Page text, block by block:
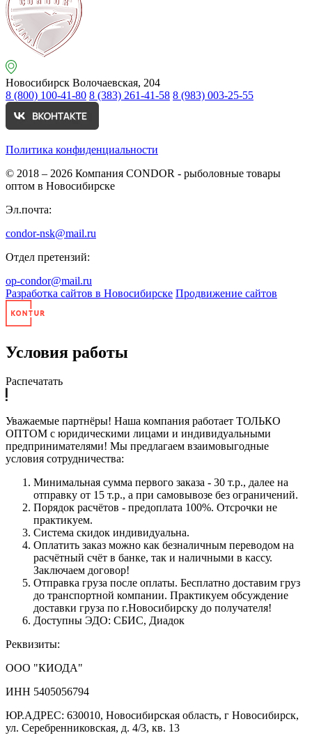
Новосибирск Волочаевская, 204
8 (800) 100-41-80 8 (383) 261-41-58 8 (983) 003-25-55
Политика конфиденциальности
© 2018 – 2026 Компания CONDOR - рыболовные товары
оптом в Новосибирске
Эл.почта:
condor-nsk@mail.ru
Отдел претензий:
op-condor@mail.ru
Разработка сайтов в Новосибирске Продвижение сайтов
Условия работы
Распечатать
Уважаемые партнёры! Наша компания работает ТОЛЬКО
ОПТОМ с юридическими лицами и индивидуальными
предпринимателями! Мы предлагаем взаимовыгодные
условия сотрудничества:
Минимальная сумма первого заказа - 30 т.р., далее на
отправку от 15 т.р., а при самовывозе без ограничений.
Порядок расчётов - предоплата 100%. Отсрочки не
практикуем.
Система скидок индивидуальна.
Оплатить заказ можно как безналичным переводом на
расчётный счёт в банке, так и наличными в кассу.
Заключаем договор!
Отправка груза после оплаты. Бесплатно доставим груз
до транспортной компании. Практикуем обсуждение
доставки груза по г.Новосибирску до получателя!
Доступны ЭДО: СБИС, Диадок
Реквизиты:
ООО "КИОДА"
ИНН 5405056794
ЮР.АДРЕС: 630010, Новосибирская область, г Новосибирск,
ул. Серебренниковская, д. 4/3, кв. 13